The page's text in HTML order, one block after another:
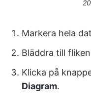
Markera hela
Bläddra till
Klicka på
Diagram.